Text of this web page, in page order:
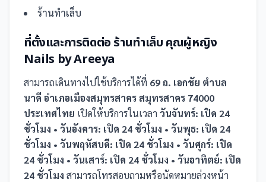
ร้านทำเล็บ
ที่ตั้งและการติดต่อ ร้านทำเล็บ คุณผู้หญิง
Nails by Areeya
สามารถเดินทางไปใช้บริการได้ที่ 69 ถ. เอกชัย ตำบล
นาดี อำเภอเมืองสมุทรสาคร สมุทรสาคร 74000
ประเทศไทย เปิดให้บริการในเวลา วันจันทร์: เปิด 24
ชั่วโมง • วันอังคาร: เปิด 24 ชั่วโมง • วันพุธ: เปิด 24
ชั่วโมง • วันพฤหัสบดี: เปิด 24 ชั่วโมง • วันศุกร์: เปิด
24 ชั่วโมง • วันเสาร์: เปิด 24 ชั่วโมง • วันอาทิตย์: เปิด
24 ชั่วโมง สามารถโทรสอบถามหรือนัดหมายล่วงหน้า